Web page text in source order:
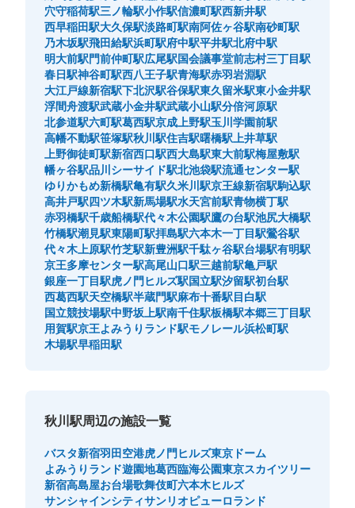
穴守稲荷駅三ノ輪駅小作駅信濃町駅西新井駅
西早稲田駅大久保駅淡路町駅南阿佐ヶ谷駅南砂町駅
乃木坂駅飛田給駅浜町駅府中駅平井駅北府中駅
明大前駅門前仲町駅広尾駅国会議事堂前志村三丁目駅
春日駅神谷町駅西八王子駅青海駅赤羽岩淵駅
大江戸線新宿駅下北沢駅谷保駅東久留米駅東小金井駅
浮間舟渡駅武蔵小金井駅武蔵小山駅分倍河原駅
北参道駅六町駅葛西駅京成上野駅玉川学園前駅
高幡不動駅笹塚駅秋川駅住吉駅曙橋駅 上井草駅
上野御徒町駅新宿西口駅西大島駅東大前駅梅屋敷駅
幡ヶ谷駅品川シーサイド駅北池袋駅流通センター駅
ゆりかもめ新橋駅亀有駅久米川駅京王線新宿駅駒込駅
高井戸駅四ツ木駅新馬場駅水天宮前駅青物横丁駅
赤羽橋駅千歳船橋駅代々木公園駅鷹の台駅池尻大橋駅
竹橋駅潮見駅東陽町駅拝島駅六本木一丁目駅鶯谷駅
代々木上原駅竹芝駅新豊洲駅千駄ヶ谷駅台場駅有明駅
京王多摩センター駅高尾山口駅三越前駅亀戸駅
銀座一丁目駅虎ノ門ヒルズ駅国立駅汐留駅初台駅
西葛西駅天空橋駅半蔵門駅麻布十番駅目白駅
国立競技場駅中野坂上駅南千住駅板橋駅本郷三丁目駅
用賀駅京王よみうりランド駅モノレール浜松町駅
木場駅早稲田駅
秋川駅周辺の施設一覧
バスタ新宿羽田空港虎ノ門ヒルズ東京ドーム
よみうりランド遊園地葛西臨海公園東京スカイツリー
新宿高島屋お台場歌舞伎町六本木ヒルズ
サンシャインシティサンリオピューロランド